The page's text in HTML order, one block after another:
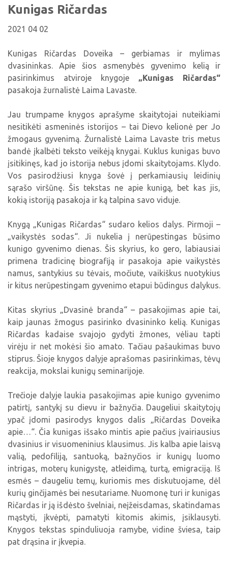
Biblioteka visiems
Viktorinos
Žymūs kupiškėnai
Skulptūros, prabylančios autoriaus balsu
Mūsų kraštas
Virtualios parodos
Edukaciniai užsiėmimai
NVŠ programa „Atrask ir kurk"
Periodiniai leidiniai
Naudinga informacija
Padaliniai
Kunigas Ričardas
2021 04 02
Kunigas Ričardas Doveika – gerbiamas ir mylimas
dvasininkas. Apie šios asmenybės gyvenimo kelią ir
pasirinkimus atviroje knygoje „Kunigas Ričardas“
pasakoja žurnalistė Laima Lavaste.
Jau trumpame knygos aprašyme skaitytojai nuteikiami
nesitikėti asmeninės istorijos – tai Dievo kelionė per Jo
žmogaus gyvenimą. Žurnalistė Laima Lavaste tris metus
bandė įkalbėti teksto veikėją knygai. Kuklus kunigas buvo
įsitikinęs, kad jo istorija nebus įdomi skaitytojams. Klydo.
Vos pasirodžiusi knyga šovė į perkamiausių leidinių
sąrašo viršūnę. Šis tekstas ne apie kunigą, bet kas jis,
kokią istoriją pasakoja ir ką talpina savo viduje.
Knygą „Kunigas Ričardas“ sudaro kelios dalys. Pirmoji –
„vaikystės sodas“. Ji nukelia į nerūpestingas būsimo
kunigo gyvenimo dienas. Šis skyrius, ko gero, labiausiai
primena tradicinę biografiją ir pasakoja apie vaikystės
namus, santykius su tėvais, močiute, vaikiškus nuotykius
ir kitus nerūpestingam gyvenimo etapui būdingus dalykus.
Kitas skyrius „Dvasinė branda“ – pasakojimas apie tai,
kaip jaunas žmogus pasirinko dvasininko kelią. Kunigas
Ričardas kadaise svajojo gydyti žmones, vėliau tapti
virėju ir net mokėsi šio amato. Tačiau pašaukimas buvo
stiprus. Šioje knygos dalyje aprašomas pasirinkimas, tėvų
reakcija, mokslai kunigų seminarijoje.
Trečioje dalyje laukia pasakojimas apie kunigo gyvenimo
patirtį, santykį su dievu ir bažnyčia. Daugeliui skaitytojų
ypač įdomi pasirodys knygos dalis „Ričardas Doveika
apie…“. Čia kunigas išsako mintis apie pačius įvairiausius
dvasinius ir visuomeninius klausimus. Jis kalba apie laisvą
valią, pedofiliją, santuoką, bažnyčios ir kunigų luomo
intrigas, moterų kunigystę, atleidimą, turtą, emigraciją. Iš
esmės – daugeliu temų, kuriomis mes diskutuojame, dėl
kurių ginčijamės bei nesutariame. Nuomonę turi ir kunigas
Ričardas ir ją išdėsto švelniai, neįžeisdamas, skatindamas
mąstyti, įkvėpti, pamatyti kitomis akimis, įsiklausyti.
Knygos tekstas spinduliuoja ramybe, vidine šviesa, taip
pat drąsina ir įkvepia.